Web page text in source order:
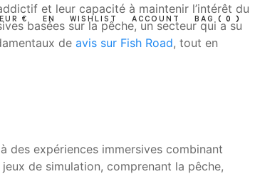
EUR € EN WISHLIST ACCOUNT BAG ( 0 )
et leur capacité à maintenir l’intérêt du
basées sur la pêche, un secteur qui a su
de avis sur Fish Road, tout en
des expériences immersives combinant
de simulation, comprenant la pêche,